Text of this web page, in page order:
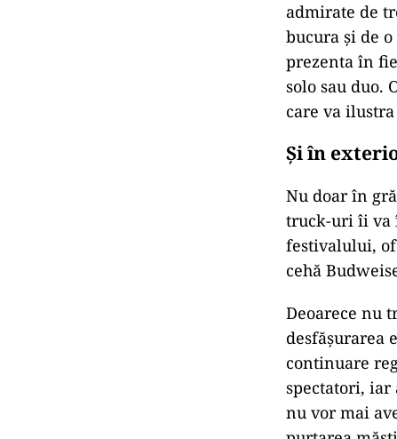
admirate de
bucura și de
prezenta în
solo sau duo.
care va
Și în
Nu doar în
truck-uri îi va
festivalului,
cehă
Deoarece nu
desfășurarea
continuare
spectatori, iar
nu vor mai